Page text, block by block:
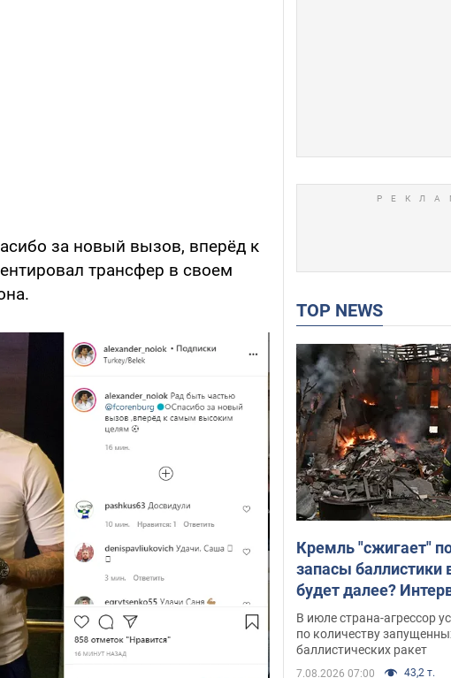
за новый вызов, вперёд к
трансфер в своем
TOP NEWS
Кремль "сжигает"
запасы баллистики
будет далее?
В июле страна-агрессор
по количеству
баллистических ракет
7.08.2026 07:00 43,2 т.